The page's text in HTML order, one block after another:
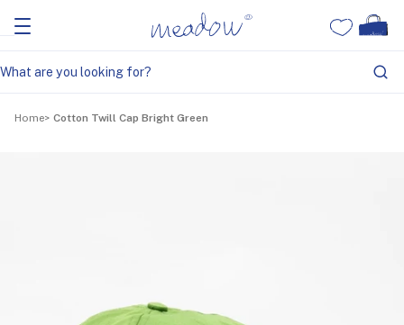
Home Cotton Twill Cap Bright Green